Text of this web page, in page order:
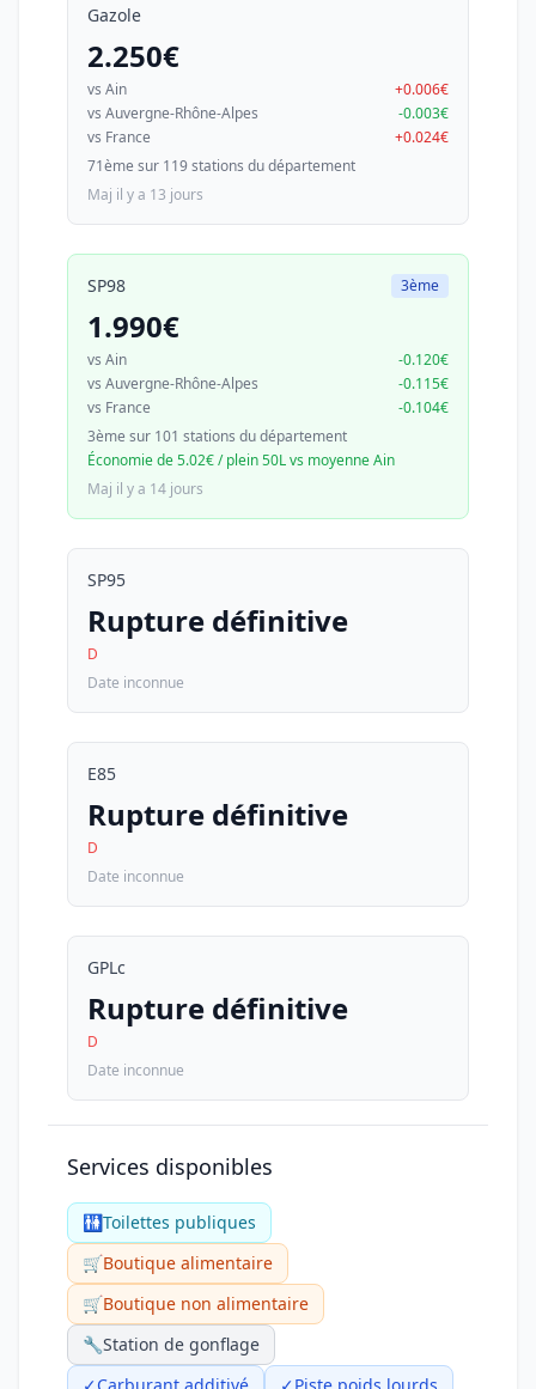
Gazole
2.250€
vs Ain
+0.006€
vs Auvergne-Rhône-Alpes
-0.003€
vs France
+0.024€
71ème sur 119 stations du département
Maj il y a 13 jours
SP98 3ème
1.990€
vs Ain
-0.120€
vs Auvergne-Rhône-Alpes
-0.115€
vs France
-0.104€
3ème sur 101 stations du département
Économie de 5.02€ / plein 50L vs moyenne Ain
Maj il y a 14 jours
SP95
Rupture définitive
D
Date inconnue
E85
Rupture définitive
D
Date inconnue
GPLc
Rupture définitive
D
Date inconnue
Services disponibles
🚻Toilettes publiques
🛒Boutique alimentaire
🛒Boutique non alimentaire
🔧Station de gonflage